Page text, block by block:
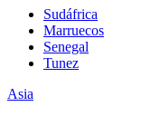
Sudáfrica
Marruecos
Senegal
Tunez
Asia